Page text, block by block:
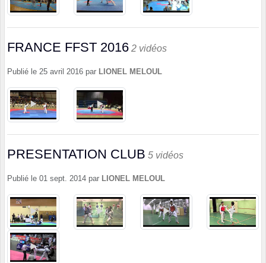
FRANCE FFST 2016 2 vidéos
Publié le 25 avril 2016 par LIONEL MELOUL
PRESENTATION CLUB 5 vidéos
Publié le 01 sept. 2014 par LIONEL MELOUL